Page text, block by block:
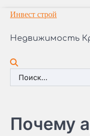
Перейти
содержимому
Инвест строй
Недвижимость
Найти:
Почему